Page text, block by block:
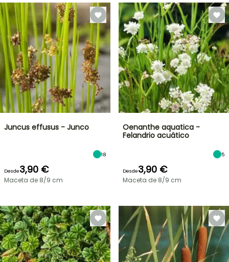
Juncus effusus - Junco
18
Desde3,90 €
Maceta de 8/9 cm
Oenanthe aquatica -
Felandrio acuático
5
Desde3,90 €
Maceta de 8/9 cm